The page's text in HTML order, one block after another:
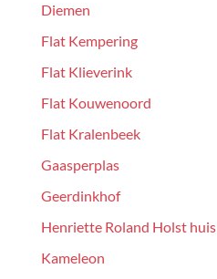
Diemen
Flat Kempering
Flat Klieverink
Flat Kouwenoord
Flat Kralenbeek
Gaasperplas
Geerdinkhof
Henriette Roland Holst huis
Kameleon